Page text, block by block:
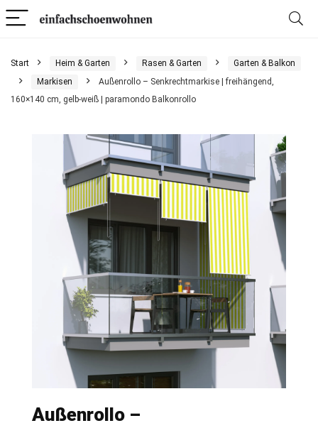
Start Heim & Garten Rasen & Garten
Garten & Balkon
Markisen
Außenrollo – Senkrechtmarkise | freihängend,
160×140 cm, gelb-weiß | paramondo Balkonrollo
Außenrollo –